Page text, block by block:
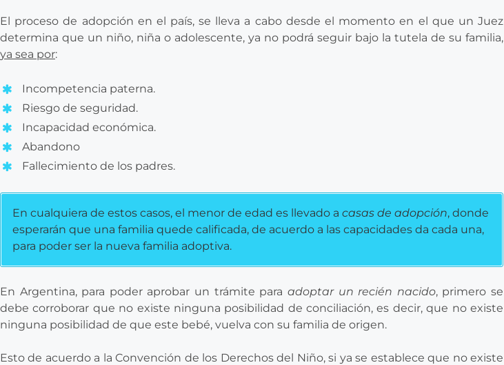
El proceso de adopción en el país, se lleva a cabo desde el momento en el que un Juez
determina que un niño, niña o adolescente, ya no podrá seguir bajo la tutela de su familia,
ya sea por:
Incompetencia paterna.
Riesgo de seguridad.
Incapacidad económica.
Abandono
Fallecimiento de los padres.
En cualquiera de estos casos, el menor de edad es llevado a casas de adopción, donde
esperarán que una familia quede calificada, de acuerdo a las capacidades da cada una,
para poder ser la nueva familia adoptiva.
En Argentina, para poder aprobar un trámite para adoptar un recién nacido, primero se
debe corroborar que no existe ninguna posibilidad de conciliación, es decir, que no existe
ninguna posibilidad de que este bebé, vuelva con su familia de origen.
Esto de acuerdo a la Convención de los Derechos del Niño, si ya se establece que no existe